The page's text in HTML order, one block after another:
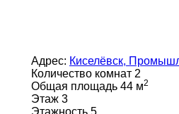
Адрес: Киселёвск,
Количество комнат 2
Общая площадь 44 м2
Этаж 3
Этажность 5